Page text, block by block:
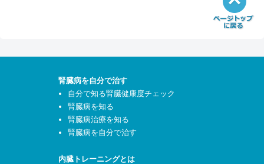
腎臓病を自分で治す
自分で知る腎臓健康度チェック
腎臓病を知る
腎臓病治療を知る
腎臓病を自分で治す
内臓トレーニングとは